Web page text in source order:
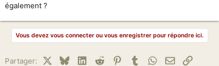
également ?
Vous devez vous connecter ou vous enregistrer pour répondre ici.
Partager: BlueskyLinkedInReddit Pinterest
TumblrWhatsApp
EmailLien